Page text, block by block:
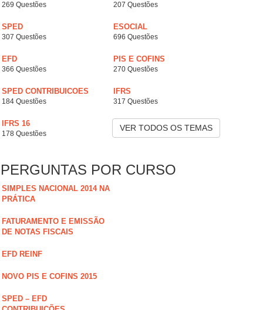
269 Questões 207 Questões
SPED
307 Questões
ESOCIAL
696 Questões
EFD
366 Questões
PIS E COFINS
270 Questões
SPED CONTRIBUICOES
184 Questões
IFRS
317 Questões
IFRS 16
178 Questões
VER TODOS OS TEMAS
PERGUNTAS POR CURSO
SIMPLES NACIONAL 2014 NA
PRÁTICA
FATURAMENTO E EMISSÃO
DE NOTAS FISCAIS
EFD REINF
NOVO PIS E COFINS 2015
SPED – EFD